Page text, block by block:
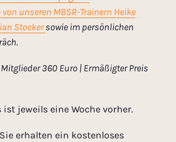
von unseren MBSR-Trainern Heike
Stockersowie im persönlichen
360 Euro | Ermäßigter Preis
jeweils eine Woche vorher.
Sie erhalten ein kostenloses